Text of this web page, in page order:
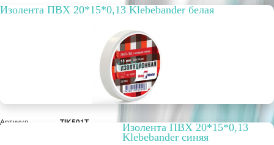
Изолента ПВХ 20*15*0,13 Klebebander белая
Артикул TIK501Т
Изолента ПВХ 20*15*0,13
Klebebander синяя